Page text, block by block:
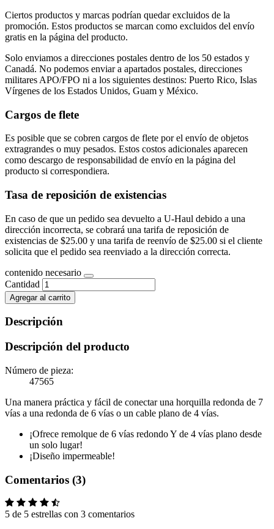
Ciertos productos y marcas podrían quedar excluidos de la
promoción. Estos productos se marcan como excluidos del envío
gratis en la página del producto.
Solo enviamos a direcciones postales dentro de los 50 estados y
Canadá. No podemos enviar a apartados postales, direcciones
militares APO/FPO ni a los siguientes destinos: Puerto Rico, Islas
Vírgenes de los Estados Unidos, Guam y México.
Cargos de flete
Es posible que se cobren cargos de flete por el envío de objetos
extragrandes o muy pesados. Estos costos adicionales aparecen
como descargo de responsabilidad de envío en la página del
producto si correspondiera.
Tasa de reposición de existencias
En caso de que un pedido sea devuelto a U-Haul debido a una
dirección incorrecta, se cobrará una tarifa de reposición de
existencias de $25.00 y una tarifa de reenvío de $25.00 si el cliente
solicita que el pedido sea reenviado a la dirección correcta.
contenido necesario
Cantidad
Agregar al carrito
Descripción
Descripción del producto
Número de pieza:
47565
Una manera práctica y fácil de conectar una horquilla redonda de 7
vías a una redonda de 6 vías o un cable plano de 4 vías.
¡Ofrece remolque de 6 vías redondo Y de 4 vías plano desde
un solo lugar!
¡Diseño impermeable!
Comentarios (3)
5 de 5 estrellas con 3 comentarios